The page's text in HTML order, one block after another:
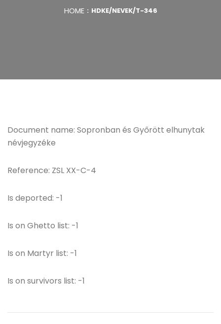
HOME HDKE/NEVEK/T-346
Document name: Sopronban és Győrött elhunytak
névjegyzéke
Reference: ZSL XX-C-4
Is deported: -1
Is on Ghetto list: -1
Is on Martyr list: -1
Is on survivors list: -1